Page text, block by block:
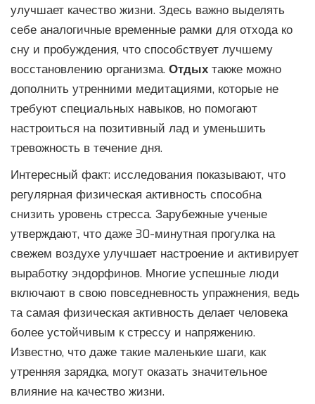
улучшает качество жизни. Здесь важно выделять
себе аналогичные временные рамки для отхода ко
сну и пробуждения, что способствует лучшему
восстановлению организма. Отдых также можно
дополнить утренними медитациями, которые не
требуют специальных навыков, но помогают
настроиться на позитивный лад и уменьшить
тревожность в течение дня.
Интересный факт: исследования показывают, что
регулярная физическая активность способна
снизить уровень стресса. Зарубежные ученые
утверждают, что даже 30-минутная прогулка на
свежем воздухе улучшает настроение и активирует
выработку эндорфинов. Многие успешные люди
включают в свою повседневность упражнения, ведь
та самая физическая активность делает человека
более устойчивым к стрессу и напряжению.
Известно, что даже такие маленькие шаги, как
утренняя зарядка, могут оказать значительное
влияние на качество жизни.